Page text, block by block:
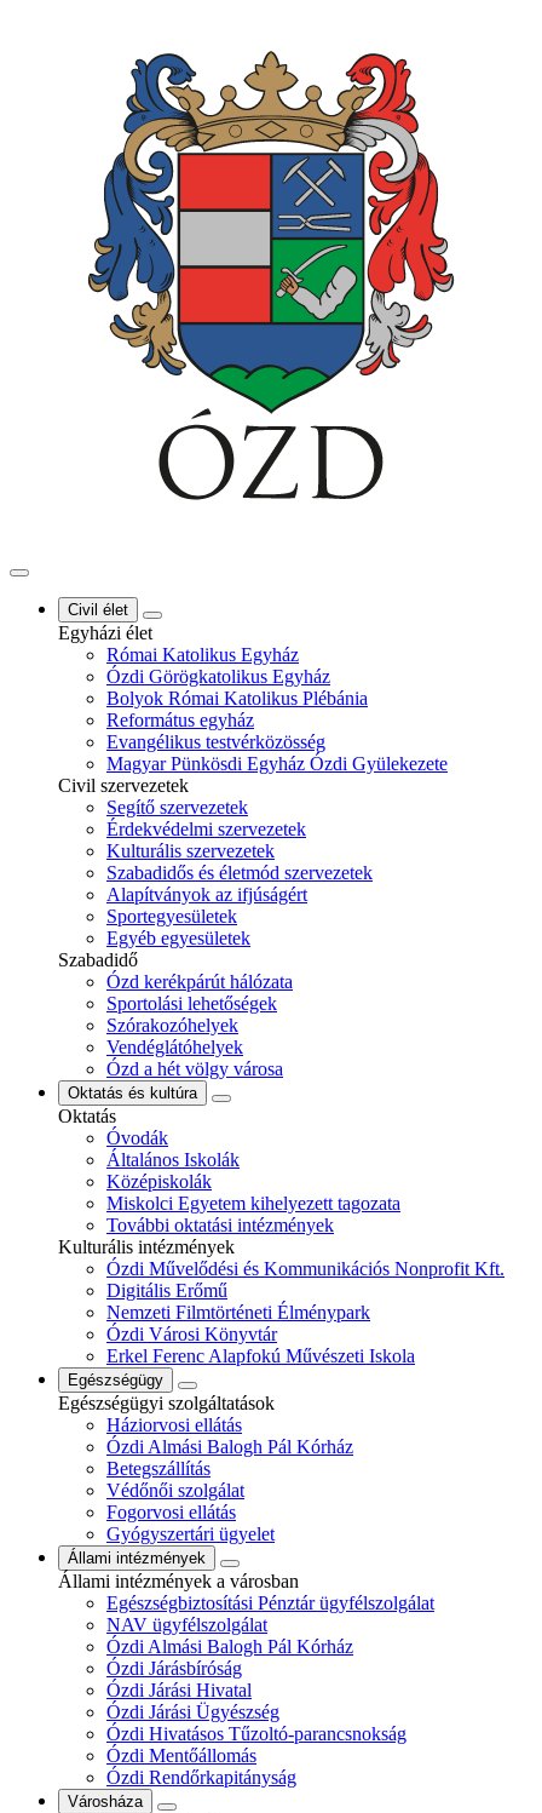
Civil élet
Egyházi élet
Római Katolikus Egyház
Ózdi Görögkatolikus Egyház
Bolyok Római Katolikus Plébánia
Református egyház
Evangélikus testvérközösség
Magyar Pünkösdi Egyház Ózdi Gyülekezete
Civil szervezetek
Segítő szervezetek
Érdekvédelmi szervezetek
Kulturális szervezetek
Szabadidős és életmód szervezetek
Alapítványok az ifjúságért
Sportegyesületek
Egyéb egyesületek
Szabadidő
Ózd kerékpárút hálózata
Sportolási lehetőségek
Szórakozóhelyek
Vendéglátóhelyek
Ózd a hét völgy városa
Oktatás és kultúra
Oktatás
Óvodák
Általános Iskolák
Középiskolák
Miskolci Egyetem kihelyezett tagozata
További oktatási intézmények
Kulturális intézmények
Ózdi Művelődési és Kommunikációs Nonprofit Kft.
Digitális Erőmű
Nemzeti Filmtörténeti Élménypark
Ózdi Városi Könyvtár
Erkel Ferenc Alapfokú Művészeti Iskola
Egészségügy
Egészségügyi szolgáltatások
Háziorvosi ellátás
Ózdi Almási Balogh Pál Kórház
Betegszállítás
Védőnői szolgálat
Fogorvosi ellátás
Gyógyszertári ügyelet
Állami intézmények
Állami intézmények a városban
Egészségbiztosítási Pénztár ügyfélszolgálat
NAV ügyfélszolgálat
Ózdi Almási Balogh Pál Kórház
Ózdi Járásbíróság
Ózdi Járási Hivatal
Ózdi Járási Ügyészség
Ózdi Hivatásos Tűzoltó-parancsnokság
Ózdi Mentőállomás
Ózdi Rendőrkapitányság
Városháza